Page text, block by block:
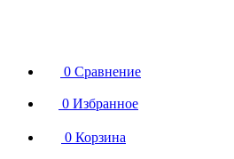
0 Сравнение
0 Избранное
0 Корзина